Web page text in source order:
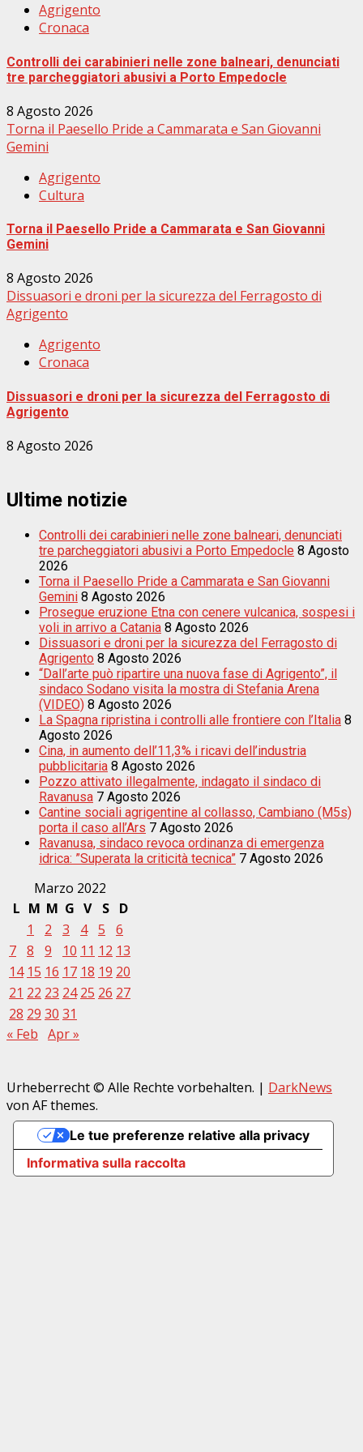
Agrigento
Cronaca
Controlli dei carabinieri nelle zone balneari, denunciati
tre parcheggiatori abusivi a Porto Empedocle
8 Agosto 2026
Torna il Paesello Pride a Cammarata e San Giovanni
Gemini
Agrigento
Cultura
Torna il Paesello Pride a Cammarata e San Giovanni
Gemini
8 Agosto 2026
Dissuasori e droni per la sicurezza del Ferragosto di
Agrigento
Agrigento
Cronaca
Dissuasori e droni per la sicurezza del Ferragosto di
Agrigento
8 Agosto 2026
Ultime notizie
Controlli dei carabinieri nelle zone balneari, denunciati
tre parcheggiatori abusivi a Porto Empedocle 8 Agosto
2026
Torna il Paesello Pride a Cammarata e San Giovanni
Gemini 8 Agosto 2026
Prosegue eruzione Etna con cenere vulcanica, sospesi i
voli in arrivo a Catania 8 Agosto 2026
Dissuasori e droni per la sicurezza del Ferragosto di
Agrigento 8 Agosto 2026
“Dall’arte può ripartire una nuova fase di Agrigento”, il
sindaco Sodano visita la mostra di Stefania Arena
(VIDEO) 8 Agosto 2026
La Spagna ripristina i controlli alle frontiere con l’Italia 8
Agosto 2026
Cina, in aumento dell’11,3% i ricavi dell’industria
pubblicitaria 8 Agosto 2026
Pozzo attivato illegalmente, indagato il sindaco di
Ravanusa 7 Agosto 2026
Cantine sociali agrigentine al collasso, Cambiano (M5s)
porta il caso all’Ars 7 Agosto 2026
Ravanusa, sindaco revoca ordinanza di emergenza
idrica: ”Superata la criticità tecnica” 7 Agosto 2026
Marzo 2022
L M M G V S
D
1
2 3 4 5
6
7 8 9 10 11 12 13
14 15 16 17 18 19 20
21 22 23 24 25 26 27
28 29 30 31
« Feb Apr »
Urheberrecht © Alle Rechte vorbehalten. | DarkNews
von AF themes.
Informativa sulla raccolta
Le tue preferenze relative alla privacy